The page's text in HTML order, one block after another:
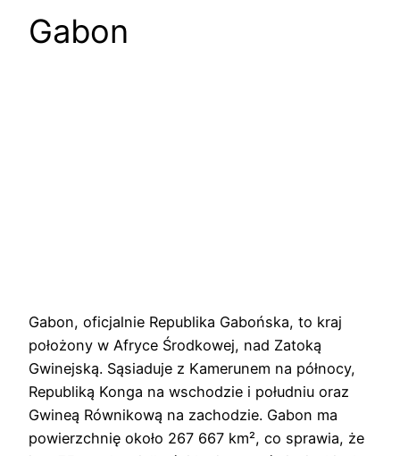
Gabon
Gabon, oficjalnie Republika Gabońska, to kraj
położony w Afryce Środkowej, nad Zatoką
Gwinejską. Sąsiaduje z Kamerunem na północy,
Republiką Konga na wschodzie i południu oraz
Gwineą Równikową na zachodzie. Gabon ma
powierzchnię około 267 667 km², co sprawia, że